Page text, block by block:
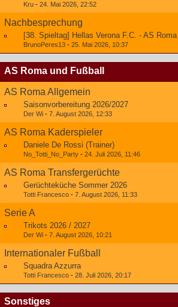
Kru - 24. Mai 2026, 22:52
Nachbesprechung
[38. Spieltag] Hellas Verona F.C. - AS
BrunoPeres13 - 25. Mai 2026, 10:37
AS Roma und Fußball
AS Roma Allgemein
Saisonvorbereitung 2026/2027
Der Wi - 7. August 2026, 12:33
AS Roma Kaderspieler
Daniele De Rossi (Trainer)
No_Totti_No_Party - 24. Juli 2026, 11:46
AS Roma Transfergerüchte
Gerüchteküche Sommer 2026
Totti Francesco - 7. August 2026, 11:33
Serie A
Trikots 2026 / 2027
Der Wi - 7. August 2026, 10:21
Internationaler Fußball
Squadra Azzurra
Totti Francesco - 28. Juli 2026, 20:17
Sonstiges